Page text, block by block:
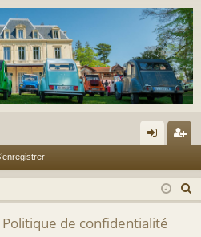
ne
xi
on
nr
eg
e
de confidentialité